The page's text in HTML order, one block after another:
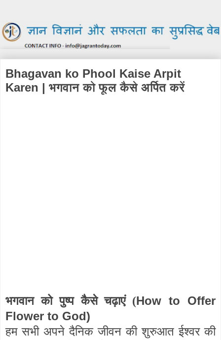
Bhagavan ko Phool Kaise Arpit
Karen | भगवान को फूल कैसे अर्पित करें
भगवान को पुष्प कैसे चढ़ाएं (How to Offer
Flower to God)
हम सभी अपने दैनिक जीवन की शुरुआत ईश्वर की